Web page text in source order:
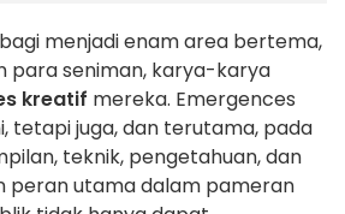
menjadi enam area bertema,
para seniman, karya-karya
kreatif mereka. Emergences
tetapi juga, dan terutama, pada
teknik, pengetahuan, dan
peran utama dalam pameran